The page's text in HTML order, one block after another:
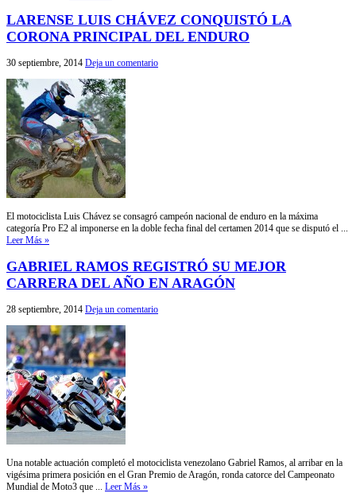
LARENSE LUIS CHÁVEZ CONQUISTÓ LA
CORONA PRINCIPAL DEL ENDURO
30 septiembre, 2014 Deja un comentario
El motociclista Luis Chávez se consagró campeón nacional de enduro en la máxima
categoría Pro E2 al imponerse en la doble fecha final del certamen 2014 que se disputó el ...
Leer Más »
GABRIEL RAMOS REGISTRÓ SU MEJOR
CARRERA DEL AÑO EN ARAGÓN
28 septiembre, 2014 Deja un comentario
Una notable actuación completó el motociclista venezolano Gabriel Ramos, al arribar en la
vigésima primera posición en el Gran Premio de Aragón, ronda catorce del Campeonato
Mundial de Moto3 que ... Leer Más »